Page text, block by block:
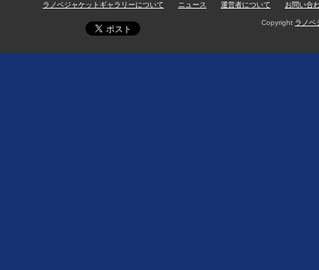
ラノベジャケットギャラリーについて ニュース 運営者について お問い合
Copyright ラノベ